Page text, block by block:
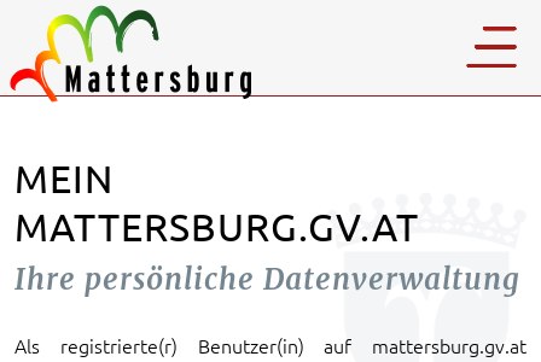
MEIN
MATTERSBURG.GV.AT
Ihre persönliche Datenverwaltung
Als registrierte(r) Benutzer(in) auf mattersburg.gv.at